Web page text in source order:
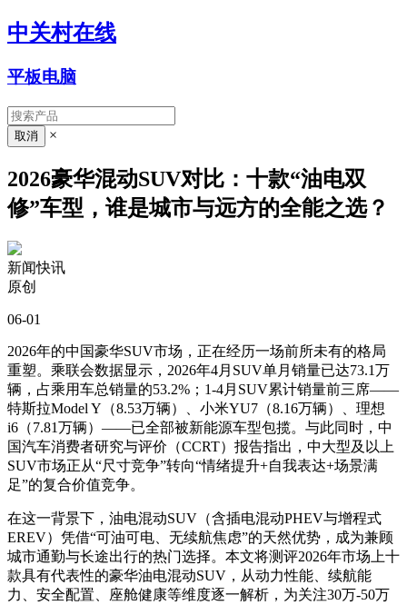
中关村在线
平板电脑
×
2026豪华混动SUV对比：十款“油电双
修”车型，谁是城市与远方的全能之选？
新闻快讯
原创
06-01
2026年的中国豪华SUV市场，正在经历一场前所未有的格局
重塑。乘联会数据显示，2026年4月SUV单月销量已达73.1万
辆，占乘用车总销量的53.2%；1-4月SUV累计销量前三席——
特斯拉Model Y（8.53万辆）、小米YU7（8.16万辆）、理想
i6（7.81万辆）——已全部被新能源车型包揽。与此同时，中
国汽车消费者研究与评价（CCRT）报告指出，中大型及以上
SUV市场正从“尺寸竞争”转向“情绪提升+自我表达+场景满
足”的复合价值竞争。
在这一背景下，油电混动SUV（含插电混动PHEV与增程式
EREV）凭借“可油可电、无续航焦虑”的天然优势，成为兼顾
城市通勤与长途出行的热门选择。本文将测评2026年市场上十
款具有代表性的豪华油电混动SUV，从动力性能、续航能
力、安全配置、座舱健康等维度逐一解析，为关注30万-50万